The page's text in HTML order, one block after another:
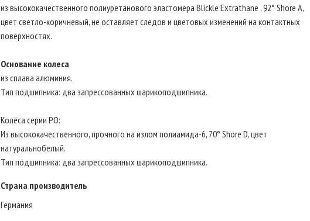
из высококачественного полиуретанового эластомера Blickle Extrathane , 92° Shore A,
цвет светло-коричневый, не оставляет следов и цветовых изменений на контактных
поверхностях.
Основание колеса
из сплава алюминия.
Тип подшипника: два запрессованных шарикоподшипника.
Колёса серии PO:
Из высококачественного, прочного на излом полиамида-6, 70° Shore D, цвет
натуральнобелый.
Тип подшипника: два запрессованных шарикоподшипника.
Страна производитель
Германия